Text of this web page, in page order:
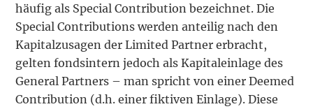
häufig als Special Contribution bezeichnet. Die
Special Contributions werden anteilig nach den
Kapitalzusagen der Limited Partner erbracht,
gelten fondsintern jedoch als Kapitaleinlage des
General Partners – man spricht von einer Deemed
Contribution (d.h. einer fiktiven Einlage). Diese